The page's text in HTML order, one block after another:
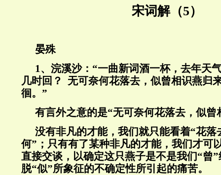
宋词解（5）
晏殊
1、浣溪沙：“一曲新词酒一杯，去年天
几时回？ 无可奈何花落去，似曾相识燕归
徊。”
有言外之意的是“无可奈何花落去，似曾
没有非凡的才能，我们就只能看着“花落
何”；只有有了某种非凡的才能，我们才可
直接交谈，以确定这只燕子是不是我们“曾
脱“似”所象征的不确定性所引起的痛苦。